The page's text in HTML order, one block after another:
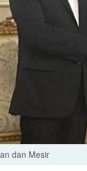
dan Mesir